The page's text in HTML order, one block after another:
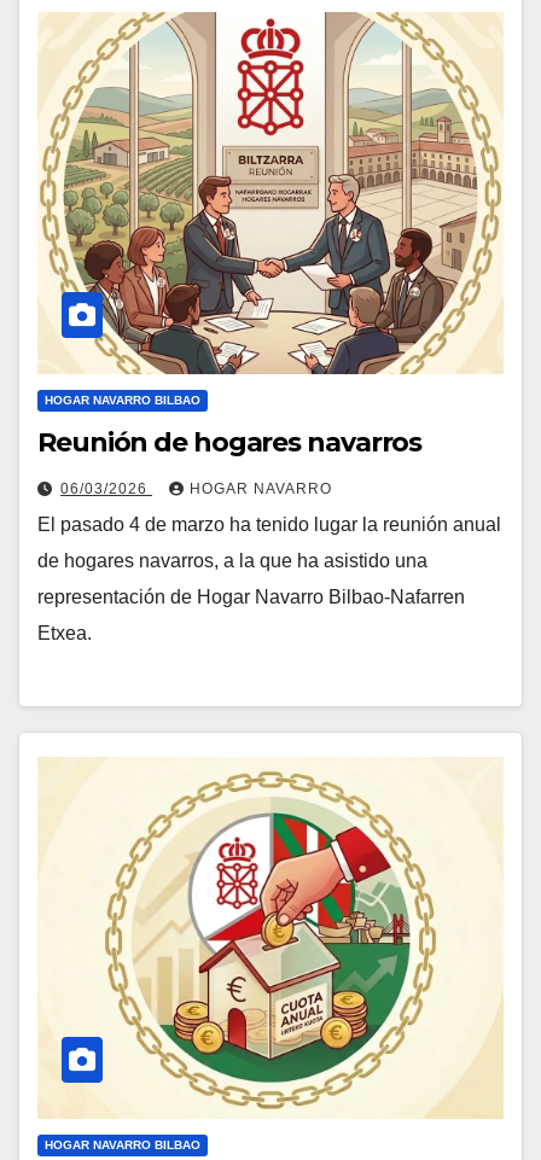
HOGAR NAVARRO BILBAO
Reunión de hogares navarros
06/03/2026 HOGAR NAVARRO
El pasado 4 de marzo ha tenido lugar la reunión anual
de hogares navarros, a la que ha asistido una
representación de Hogar Navarro Bilbao-Nafarren
Etxea.
HOGAR NAVARRO BILBAO